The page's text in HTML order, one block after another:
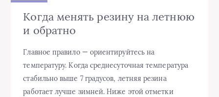
Когда менять резину на летнюю
и обратно
Главное правило — ориентируйтесь на
температуру. Когда среднесуточная температура
стабильно выше 7 градусов, летняя резина
работает лучше зимней. Ниже этой отметки